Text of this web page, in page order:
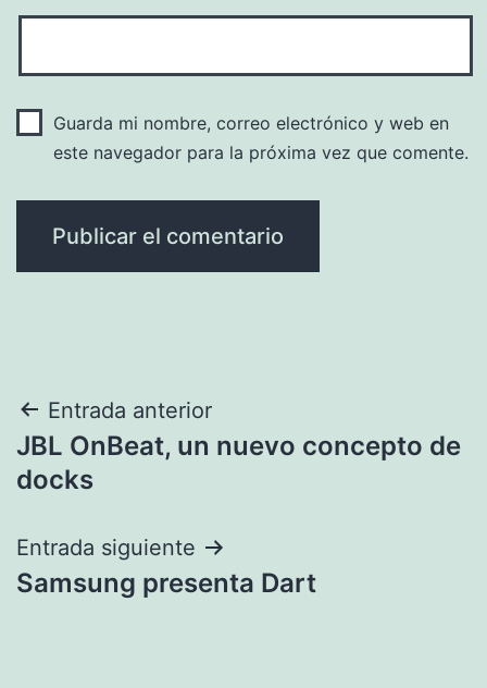
Guarda mi nombre, correo electrónico y web en
este navegador para la próxima vez que comente.
Navegación
de
Entrada anterior
JBL OnBeat, un nuevo concepto de
docks
Entrada siguiente
Samsung presenta Dart